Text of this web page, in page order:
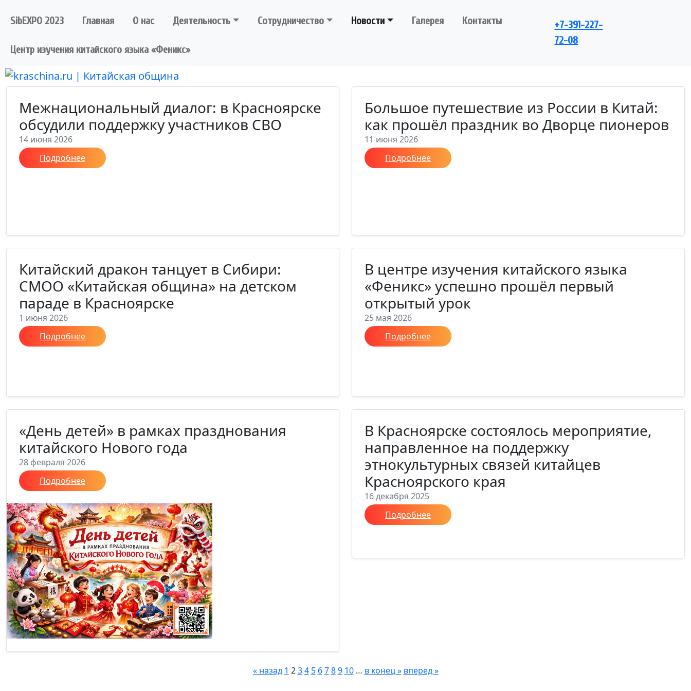
SibEXPO 2023 Главная О нас Деятельность Сотрудничество Новости Галерея Контакты
Центр изучения китайского языка «Феникс»
+7-391-227-
72-08
Межнациональный диалог: в Красноярске
обсудили поддержку участников СВО
14 июня 2026
Подробнее
Большое путешествие из России в Китай:
как прошёл праздник во Дворце пионеров
11 июня 2026
Подробнее
Китайский дракон танцует в Сибири:
СМОО «Китайская община» на детском
параде в Красноярске
1 июня 2026
Подробнее
В центре изучения китайского языка
«Феникс» успешно прошёл первый
открытый урок
25 мая 2026
Подробнее
«День детей» в рамках празднования
китайского Нового года
28 февраля 2026
Подробнее
В Красноярске состоялось мероприятие,
направленное на поддержку
этнокультурных связей китайцев
Красноярского края
16 декабря 2025
Подробнее
« назад 1 2 3 4 5 6 7 8 9 10 … в конец » вперед »